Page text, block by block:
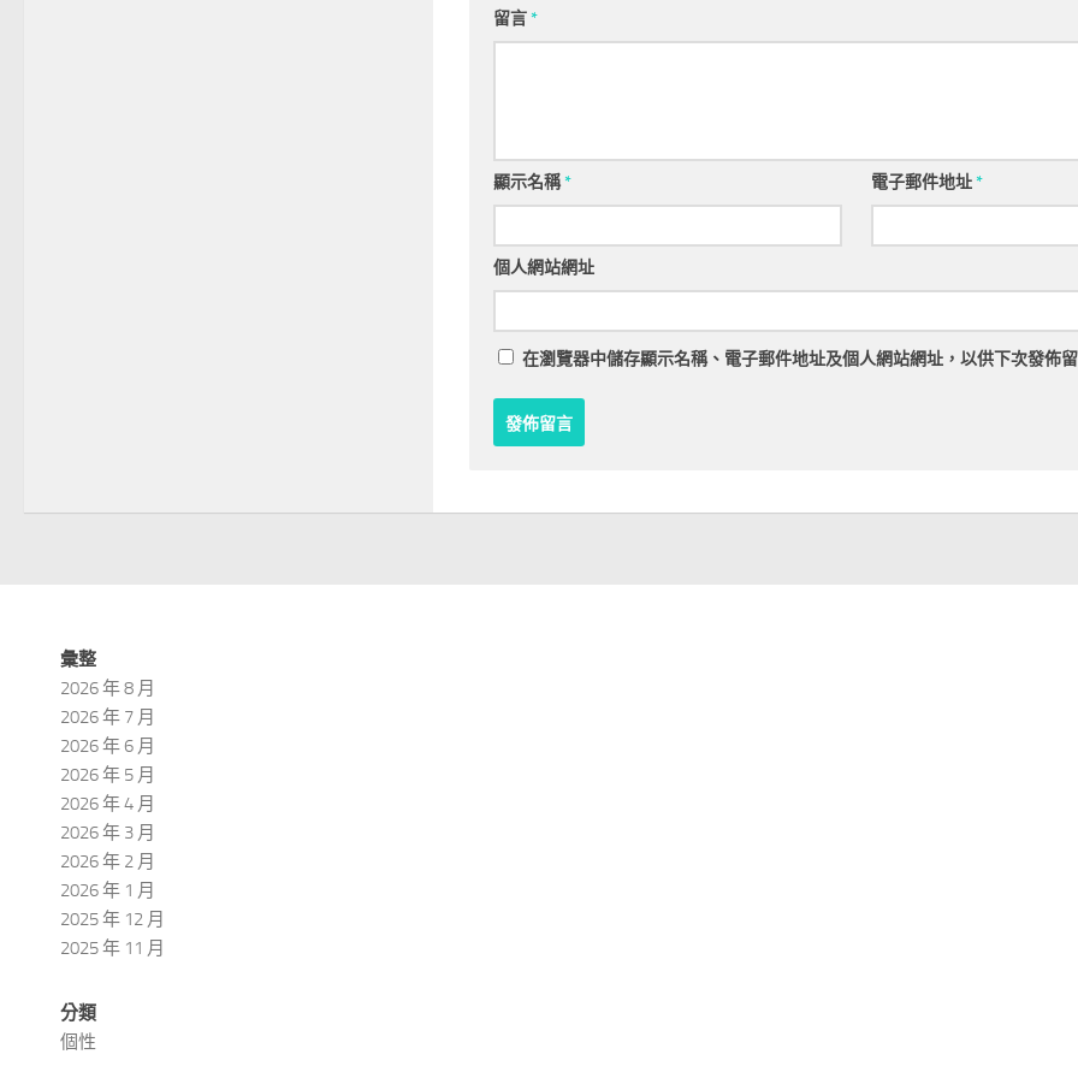
留言*
顯示名稱* 電子郵件地址*
個人網站網址
在瀏覽器中儲存顯示名稱、電子郵件地址及個人網站網址，以供下次發佈
彙整
2026 年 8 月
2026 年 7 月
2026 年 6 月
2026 年 5 月
2026 年 4 月
2026 年 3 月
2026 年 2 月
2026 年 1 月
2025 年 12 月
2025 年 11 月
分類
個性